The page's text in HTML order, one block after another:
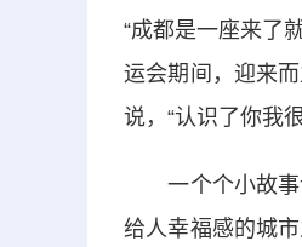
“成都是一座来了
运会期间，迎来
说，“认识了你我
一个个小故事
给人幸福感的城